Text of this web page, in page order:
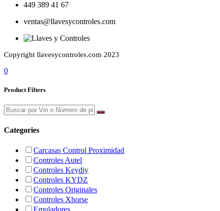
449 389 41 67
ventas@llavesycontroles.com
Copyright llavesycontroles.com 2023
0
Product Filters
Categories
Carcasas Control Proximidad
Controles Autel
Controles Keydiy
Controles KYDZ
Controles Originales
Controles Xhorse
Emuladores